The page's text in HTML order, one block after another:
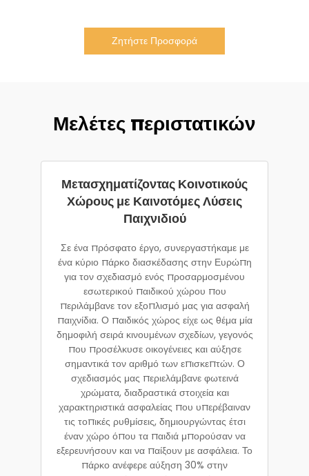
Ζητήστε Προσφορά
Μελέτες περιστατικών
Μετασχηματίζοντας Κοινοτικούς
Χώρους με Καινοτόμες Λύσεις
Παιχνιδιού
Σε ένα πρόσφατο έργο, συνεργαστήκαμε με
ένα κύριο πάρκο διασκέδασης στην Ευρώπη
για τον σχεδιασμό ενός προσαρμοσμένου
εσωτερικού παιδικού χώρου που
περιλάμβανε τον εξοπλισμό μας για ασφαλή
παιχνίδια. Ο παιδικός χώρος είχε ως θέμα μία
δημοφιλή σειρά κινουμένων σχεδίων, γεγονός
που προσέλκυσε οικογένειες και αύξησε
σημαντικά τον αριθμό των επισκεπτών. Ο
σχεδιασμός μας περιελάμβανε φωτεινά
χρώματα, διαδραστικά στοιχεία και
χαρακτηριστικά ασφαλείας που υπερέβαιναν
τις τοπικές ρυθμίσεις, δημιουργώντας έτσι
έναν χώρο όπου τα παιδιά μπορούσαν να
εξερευνήσουν και να παίξουν με ασφάλεια. Το
πάρκο ανέφερε αύξηση 30% στην